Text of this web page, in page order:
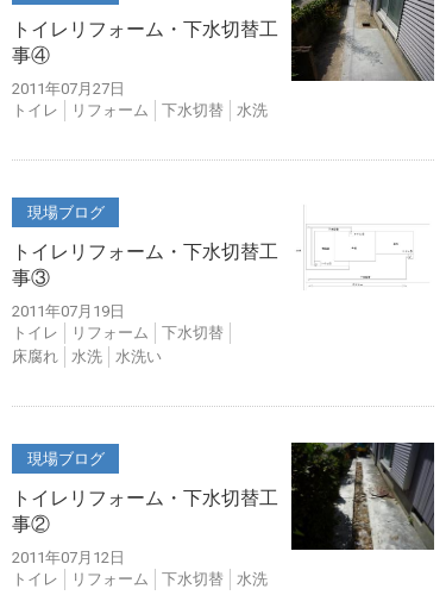
トイレリフォーム・下水切替工
事④
2011年07月27日
トイレ
リフォーム 下水切替 水洗
現場ブログ
トイレリフォーム・下水切替工
事③
2011年07月19日
トイレ
リフォーム
下水切替
床腐れ
水洗 水洗い
現場ブログ
トイレリフォーム・下水切替工
事②
2011年07月12日
トイレ
リフォーム 下水切替 水洗